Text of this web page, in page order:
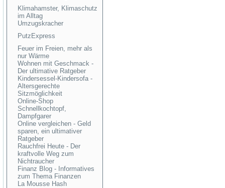
Klimahamster, Klimaschutz
im Alltag
Umzugskracher
PutzExpress
Feuer im Freien, mehr als
nur Wärme
Wohnen mit Geschmack -
Der ultimative Ratgeber
Kindersessel-Kindersofa -
Altersgerechte
Sitzmöglichkeit
Online-Shop
Schnellkochtopf,
Dampfgarer
Online vergleichen - Geld
sparen, ein ultimativer
Ratgeber
Rauchfrei Heute - Der
kraftvolle Weg zum
Nichtraucher
Finanz Blog - Informatives
zum Thema Finanzen
La Mousse Hash